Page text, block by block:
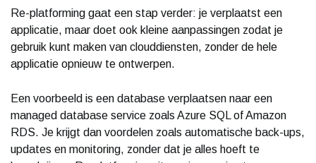
Re-platforming gaat een stap verder: je verplaatst een
applicatie, maar doet ook kleine aanpassingen zodat je
gebruik kunt maken van clouddiensten, zonder de hele
applicatie opnieuw te ontwerpen.
Een voorbeeld is een database verplaatsen naar een
managed database service zoals Azure SQL of Amazon
RDS. Je krijgt dan voordelen zoals automatische back-ups,
updates en monitoring, zonder dat je alles hoeft te